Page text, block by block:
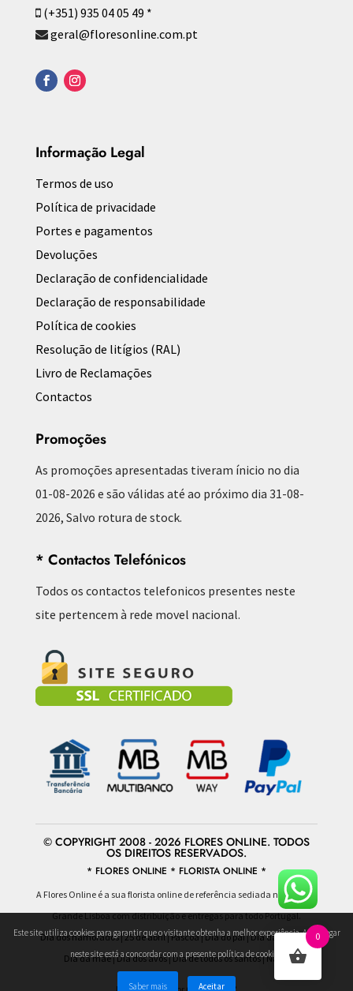
(+351) 935 04 05 49 *
geral@floresonline.com.pt
Informação Legal
Termos de uso
Política de privacidade
Portes e pagamentos
Devoluções
Declaração de confidencialidade
Declaração de responsabilidade
Política de cookies
Resolução de litígios (RAL)
Livro de Reclamações
Contactos
Promoções
As promoções apresentadas tiveram ínicio no dia
01-08-2026 e são válidas até ao próximo dia 31-08-
2026, Salvo rotura de stock.
* Contactos Telefónicos
Todos os contactos telefonicos presentes neste
site pertencem à rede movel nacional.
© COPYRIGHT 2008 - 2026 FLORES ONLINE. TODOS
OS DIREITOS RESERVADOS.
* FLORES ONLINE * FLORISTA ONLINE *
A Flores Online é a sua florista online de referência sediada na área da
Grande Lisboa com distribuição e entregas para todo Portugal.
Dia dos namorados|25 de abril|Pascoa|Dia do pai|Dia da mulher
Dia da mãe|Dia dos avós|Dia de todos os santos|Natal
0
Este site utiliza cookies para garantir que o visitante obtenha a melhor experiência. Ao navegar
neste site está a concordar com a presente política de cookies.
Saber mais Aceitar